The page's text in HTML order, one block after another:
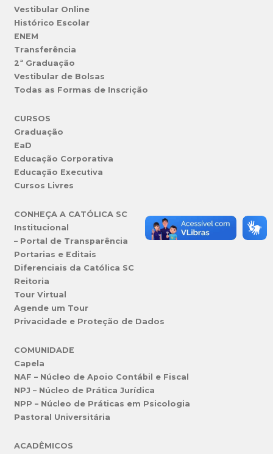
Vestibular Online
Histórico Escolar
ENEM
Transferência
2ª Graduação
Vestibular de Bolsas
Todas as Formas de Inscrição
CURSOS
Graduação
EaD
Educação Corporativa
Educação Executiva
Cursos Livres
CONHEÇA A CATÓLICA SC
Institucional
– Portal de Transparência
Portarias e Editais
Diferenciais da Católica SC
Reitoria
Tour Virtual
Agende um Tour
Privacidade e Proteção de Dados
COMUNIDADE
Capela
NAF – Núcleo de Apoio Contábil e Fiscal
NPJ – Núcleo de Prática Jurídica
NPP – Núcleo de Práticas em Psicologia
Pastoral Universitária
ACADÊMICOS